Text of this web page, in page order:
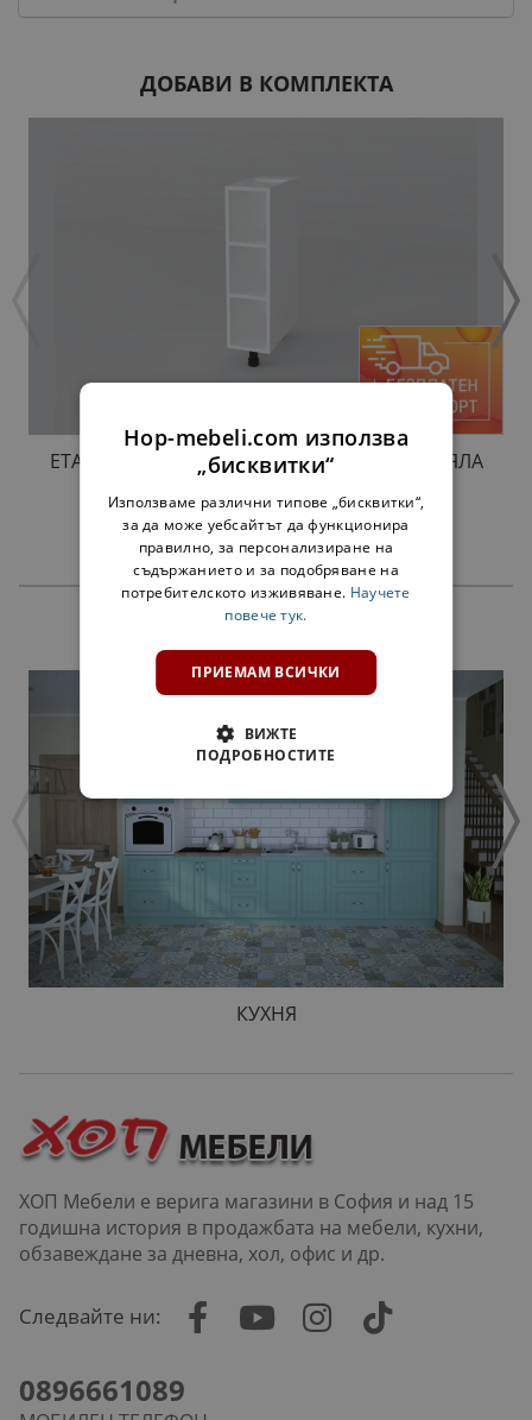
ДОБАВИ В КОМПЛЕКТА
ЕТАЖЕРКА ЗА ДОЛЕН РЕД H20 ПРОВАНС - БЯЛА
КУХНЯ
ХОП Мебели е верига магазини в София и над 15
годишна история в продажбата на мебели, кухни,
обзавеждане за дневна, хол, офис и др.
Следвайте ни:
0896661089
Hop-mebeli.com използва
„бисквитки“
Използваме различни типове „бисквитки“,
за да може уебсайтът да функционира
правилно, за персонализиране на
съдържанието и за подобряване на
потребителското изживяване. Научете
повече тук.
ПРИЕМАМ ВСИЧКИ
ВИЖТЕ
ПОДРОБНОСТИТЕ